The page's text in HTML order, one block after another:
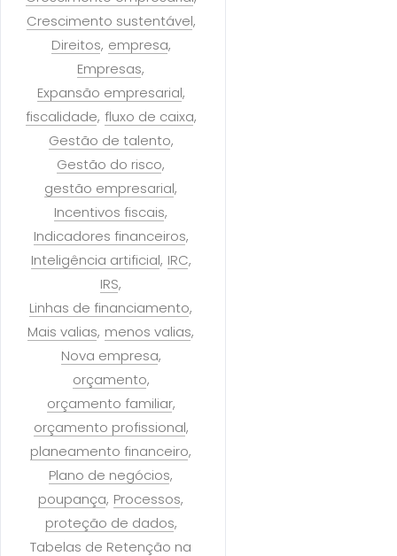
Crescimento sustentável
Direitos empresa
Empresas
Expansão empresarial
fiscalidade fluxo de caixa
Gestão de talento
Gestão do risco
gestão empresarial
Incentivos fiscais
Indicadores financeiros
Inteligência artificial IRC
IRS
Linhas de financiamento
Mais valias menos valias
Nova empresa
orçamento
orçamento familiar
orçamento profissional
planeamento financeiro
Plano de negócios
poupança Processos
proteção de dados
Tabelas de Retenção na